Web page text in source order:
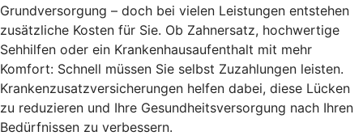
Grundversorgung – doch bei vielen Leistungen entstehen
zusätzliche Kosten für Sie. Ob Zahnersatz, hochwertige
Sehhilfen oder ein Krankenhausaufenthalt mit mehr
Komfort: Schnell müssen Sie selbst Zuzahlungen leisten.
Krankenzusatzversicherungen helfen dabei, diese Lücken
zu reduzieren und Ihre Gesundheitsversorgung nach Ihren
Bedürfnissen zu verbessern.